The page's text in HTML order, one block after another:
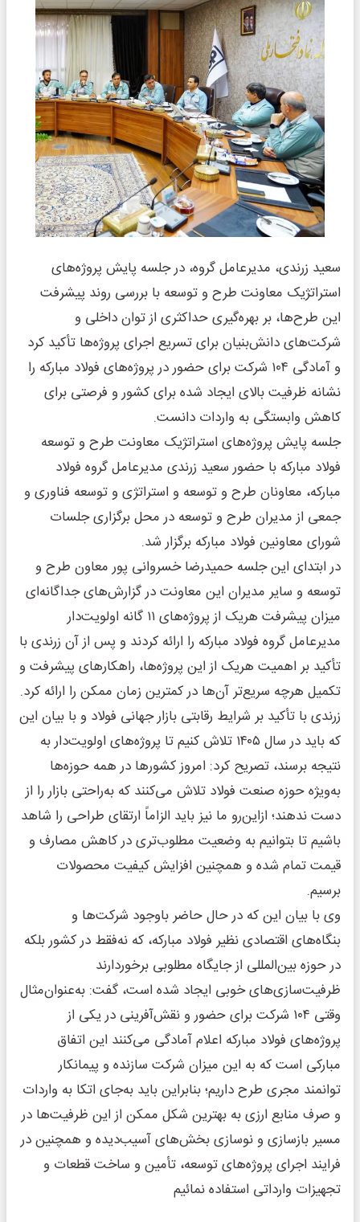
سعید زرندی، مدیرعامل گروه، در جلسه پایش پروژه‌های
استراتژیک معاونت طرح و توسعه با بررسی روند پیشرفت
این طرح‌ها، بر بهره‌گیری حداکثری از توان داخلی و
شرکت‌های دانش‌بنیان برای تسریع اجرای پروژه‌ها تأکید کرد
و آمادگی ۱۰۴ شرکت برای حضور در پروژه‌های فولاد مبارکه را
نشانه ظرفیت‌ بالای ایجاد شده برای کشور و فرصتی برای
کاهش وابستگی به واردات دانست.
جلسه پایش پروژه‌های استراتژیک معاونت طرح و توسعه
فولاد مبارکه با حضور سعید زرندی مدیرعامل گروه فولاد
مبارکه، معاونان طرح و توسعه و استراتژی و توسعه فناوری و
جمعی از مدیران طرح و توسعه در محل برگزاری جلسات
شورای معاونین فولاد مبارکه برگزار شد.
در ابتدای این جلسه حمیدرضا خسروانی پور معاون طرح و
توسعه و سایر مدیران این معاونت در گزارش‌های جداگانه‌ای
میزان پیشرفت هریک از پروژه‌های ۱۱ گانه اولویت‌دار
مدیرعامل گروه فولاد مبارکه را ارائه کردند و پس از آن زرندی با
تأکید بر اهمیت هریک از این پروژه‌ها، راهکارهای پیشرفت و
تکمیل هرچه سریع‌تر آن‌ها در کمترین زمان ممکن را ارائه کرد.
زرندی با تأکید بر شرایط رقابتی بازار جهانی فولاد و با بیان این
که باید در سال ۱۴۰۵ تلاش کنیم تا پروژه‌های اولویت‌دار به
نتیجه برسند، تصریح کرد: امروز کشورها در همه حوزه‌ها
به‌ویژه حوزه صنعت فولاد تلاش می‌کنند که به‌راحتی بازار را از
دست ندهند؛ ازاین‌رو ما نیز باید الزاماً ارتقای طراحی را شاهد
باشیم تا بتوانیم به وضعیت مطلوب‌تری در کاهش مصارف و
قیمت تمام شده و همچنین افزایش کیفیت محصولات
برسیم.
وی با بیان این که در حال حاضر باوجود شرکت‌ها و
بنگاه‌های اقتصادی نظیر فولاد مبارکه، که نه‌فقط در کشور بلکه
در حوزه بین‌المللی از جایگاه مطلوبی برخوردارند
ظرفیت‌سازی‌های خوبی ایجاد شده است، گفت: به‌عنوان‌مثال
وقتی ۱۰۴ شرکت برای حضور و نقش‌آفرینی در یکی از
پروژه‌های فولاد مبارکه اعلام آمادگی می‌کنند این اتفاق
مبارکی است که به این میزان شرکت سازنده و پیمانکار
توانمند مجری طرح داریم؛ بنابراین باید به‌جای اتکا به واردات
و صرف منابع ارزی به بهترین شکل ممکن از این ظرفیت‌ها در
مسیر بازسازی و نوسازی بخش‌های آسیب‌دیده و همچنین در
فرایند اجرای پروژه‌های توسعه، تأمین و ساخت قطعات و
تجهیزات وارداتی استفاده نمائیم